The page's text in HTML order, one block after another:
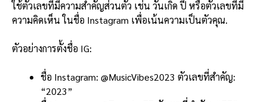
ใช้ตัวเลขที่มีความสำคัญส่วนตัว เช่น วันเกิด ปี หรือตัวเลขที่มี
ความคิดเห็น ในชื่อ Instagram เพื่อเน้นความเป็นตัวคุณ.
ตัวอย่างการตั้งชื่อ IG:
ชื่อ Instagram: @MusicVibes2023 ตัวเลขที่สำคัญ:
“2023”